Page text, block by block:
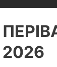
2026